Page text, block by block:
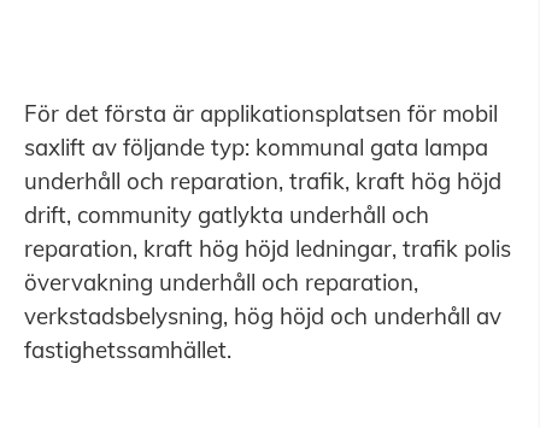
För det första är applikationsplatsen för mobil
saxlift av följande typ: kommunal gata lampa
underhåll och reparation, trafik, kraft hög höjd
drift, community gatlykta underhåll och
reparation, kraft hög höjd ledningar, trafik polis
övervakning underhåll och reparation,
verkstadsbelysning, hög höjd och underhåll av
fastighetssamhället.